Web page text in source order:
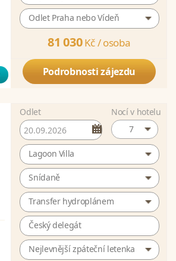
Odlet Praha nebo Vídeň
81 030 Kč /osoba
Podrobnosti zájezdu
Odlet
Nocí v hotelu
7
Lagoon Villa
Snídaně
Transfer hydroplánem
Český delegát
Nejlevnější zpáteční letenka